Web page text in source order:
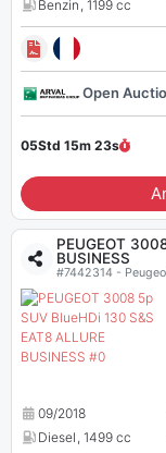
Benzin, 1199 cc
Open
05Std 15m 22s
PEUGEOT
BUSINESS
#7442314 -
09/2018
Diesel, 1499 cc